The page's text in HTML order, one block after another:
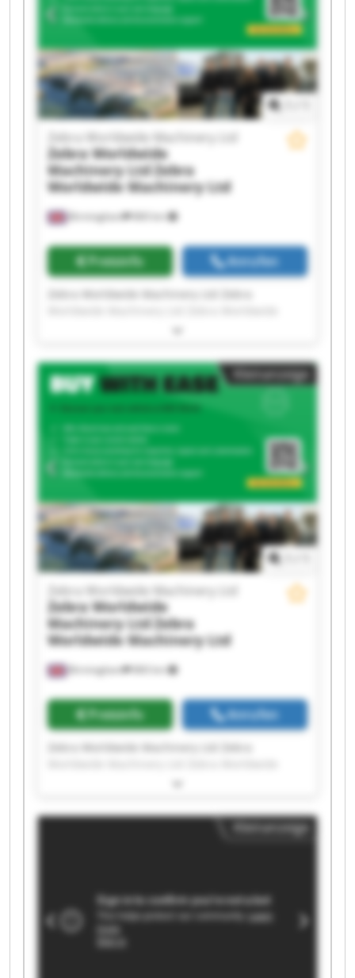
Worldwide Machinery Ltd Zebra Worldwide
Machinery Ltd Zebra Worldwide Machinery Ltd
Zebra Worldwide Machinery Ltd Zebra
Worldwide Machinery Ltd Zebra Worldwide
Machinery Ltd Zebra Worldwide Machinery Ltd
Birmingham 860 km
Zebra Worldwide Machinery Ltd
Zebra Worldwide
Machinery Ltd Zebra
Worldwide Machinery Ltd
Preisinfo Anrufen
Machinery Ltd Zebra Worldwide Machinery Ltd
Worldwide Machinery Ltd Zebra Worldwide
Machinery Ltd Zebra Worldwide Machinery Ltd
Zebra Worldwide Machinery Ltd Zebra
Worldwide Machinery Ltd Zebra Worldwide
Machinery Ltd Zebra Worldwide Machinery Ltd
Zebra Worldwide Machinery Ltd Zebra
Worldwide Machinery Ltd Zebra Worldwide
Machinery Ltd Zebra Worldwide Machinery Ltd
Zebra Worldwide Machinery Ltd Zebra
Worldwide Machinery Ltd Zebra Worldwide
Machinery Ltd Zebra Worldwide Machinery Ltd
Kleinanzeige
Birmingham 860 km
Zebra Worldwide Machinery Ltd
Zebra Worldwide
Machinery Ltd Zebra
Worldwide Machinery Ltd
Preisinfo Anrufen
Machinery Ltd Zebra Worldwide Machinery Ltd
Worldwide Machinery Ltd Zebra Worldwide
Machinery Ltd Zebra Worldwide Machinery Ltd
Zebra Worldwide Machinery Ltd Zebra
Worldwide Machinery Ltd Zebra Worldwide
Machinery Ltd Zebra Worldwide Machinery Ltd
Zebra Worldwide Machinery Ltd Zebra
Kleinanzeige